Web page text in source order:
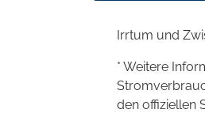
Irrtum und
* Weitere
den offiziellen